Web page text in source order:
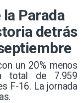
Parada
detrás
un 20% menos
total de 7.959
F-16. La jornada